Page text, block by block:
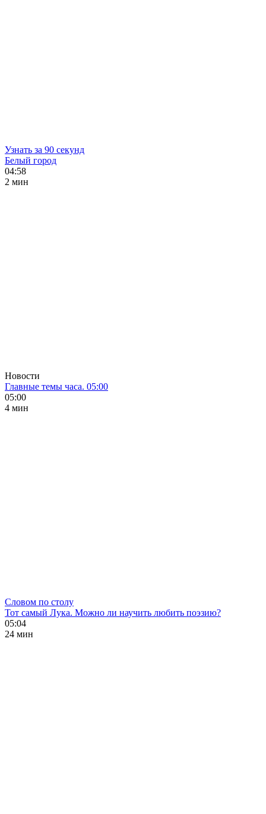
Узнать за 90 секунд
Белый город
04:58
2 мин
Новости
Главные темы часа. 05:00
05:00
4 мин
Словом по столу
Тот самый Лука. Можно ли научить любить поэзию?
05:04
24 мин